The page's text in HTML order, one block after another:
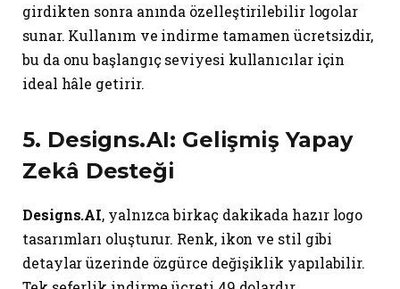
girdikten sonra anında özelleştirilebilir logolar
sunar. Kullanım ve indirme tamamen ücretsizdir,
bu da onu başlangıç seviyesi kullanıcılar için
ideal hâle getirir.
5. Designs.AI: Gelişmiş Yapay
Zekâ Desteği
Designs.AI, yalnızca birkaç dakikada hazır logo
tasarımları oluşturur. Renk, ikon ve stil gibi
detaylar üzerinde özgürce değişiklik yapılabilir.